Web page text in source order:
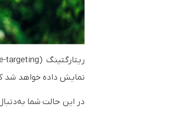
نمایش داده خواهد شد
در این حالت شما